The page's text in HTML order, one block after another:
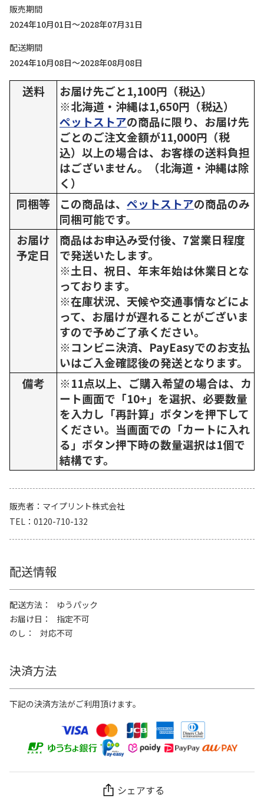
販売期間
2024年10月01日～2028年07月31日
配送期間
2024年10月08日～2028年08月08日
送料
お届け先ごと1,100円（税込）
※北海道・沖縄は1,650円（税込）
ペットストアの商品に限り、お届け先
ごとのご注文金額が11,000円（税
込）以上の場合は、お客様の送料負担
はございません。（北海道・沖縄は除
く）
同梱等
この商品は、 ペットストアの商品のみ
同梱可能です。
お届け
予定日
商品はお申込み受付後、7営業日程度
で発送いたします。
※土日、祝日、年末年始は休業日とな
っております。
※在庫状況、天候や交通事情などによ
って、お届けが遅れることがございま
すので予めご了承ください。
※コンビニ決済、PayEasyでのお支払
いはご入金確認後の発送となります。
備考
※11点以上、ご購入希望の場合は、カ
ート画面で「10+」を選択、必要数量
を入力し「再計算」ボタンを押下して
ください。当画面での「カートに入れ
る」ボタン押下時の数量選択は1個で
結構です。
販売者
マイプリント株式会社
TEL
0120-710-132
配送情報
配送方法
ゆうパック
お届け日
指定不可
のし
対応不可
決済方法
下記の決済方法がご利用頂けます。
シェアする